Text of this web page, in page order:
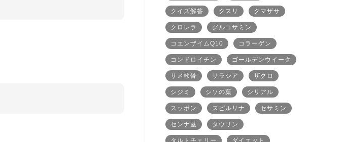
クイズ解答 クスリ クマザサ
クロレラ グルコサミン
コエンザイムQ10 コラーゲン
コンドロイチン ゴールデンウイーク
サメ軟骨 サラシア ザクロ
シジミ シソの葉 シリアル
スッポン スピルリナ セサミン
センナ茎 タウリン
タルトチェリー ダイエット